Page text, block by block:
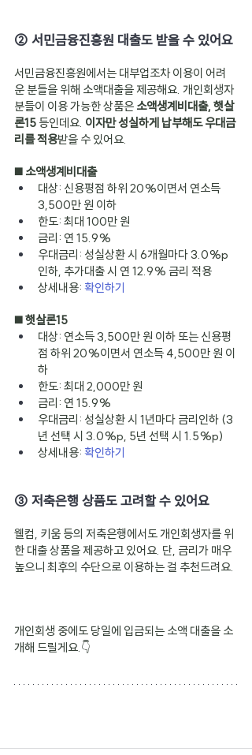
② 서민금융진흥원 대출도 받을 수 있어요
서민금융진흥원에서는 대부업조차 이용이 어려
운 분들을 위해 소액대출을 제공해요. 개인회생자
분들이 이용 가능한 상품은 소액생계비대출, 햇살
론15 등인데요. 이자만 성실하게 납부해도 우대금
리를 적용받을 수 있어요.
◼️ 소액생계비대출
대상: 신용평점 하위 20%이면서 연소득
3,500만 원 이하
한도: 최대 100만 원
금리: 연 15.9%
우대금리: 성실상환 시 6개월마다 3.0%p
인하, 추가대출 시 연 12.9% 금리 적용
상세내용: 확인하기
◼️ 햇살론15
대상: 연소득 3,500만 원 이하 또는 신용평
점 하위 20%이면서 연소득 4,500만 원 이
하
한도: 최대 2,000만 원
금리: 연 15.9%
우대금리: 성실상환 시 1년마다 금리인하 (3
년 선택 시 3.0%p, 5년 선택 시 1.5%p)
상세내용: 확인하기
③ 저축은행 상품도 고려할 수 있어요
웰컴, 키움 등의 저축은행에서도 개인회생자를 위
한 대출 상품을 제공하고 있어요. 단, 금리가 매우
높으니 최후의 수단으로 이용하는 걸 추천드려요.
개인회생 중에도 당일에 입금되는 소액 대출을 소
개해 드릴게요.👇